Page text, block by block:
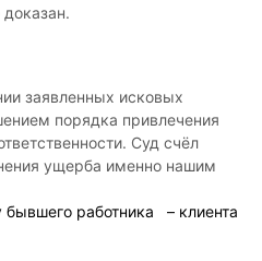
заявленных исковых
порядка привлечения
Суд счёл
ущерба именно нашим
работника – клиента